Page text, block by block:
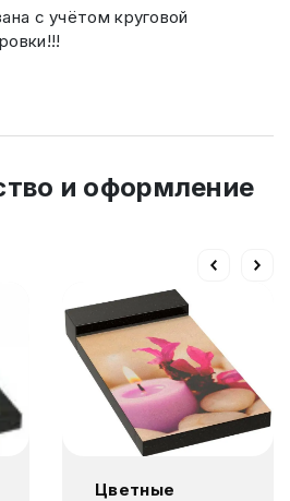
с учётом круговой
и оформление
Цветные